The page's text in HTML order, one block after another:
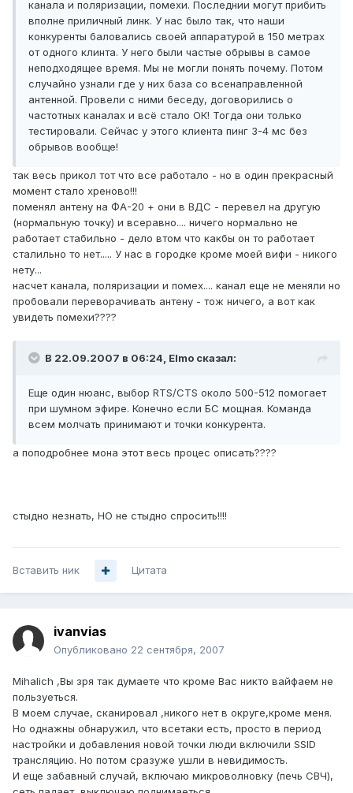
канала и поляризации, помехи. Последнии могут прибить
вполне приличный линк. У нас было так, что наши
конкуренты баловались своей аппаратурой в 150 метрах
от одного клинта. У него были частые обрывы в самое
неподходящее время. Мы не могли понять почему. Потом
случайно узнали где у них база со всенаправленной
антенной. Провели с ними беседу, договорились о
частотных каналах и всё стало ОК! Тогда они только
тестировали. Сейчас у этого клиента пинг 3-4 мс без
обрывов вообще!
так весь прикол тот что все работало - но в один прекрасный
момент стало хреново!!!
поменял антену на ФА-20 + они в ВДС - перевел на другую
(нормальную точку) и всеравно.... ничего нормально не
работает стабильно - дело втом что какбы он то работает
сталильно то нет..... У нас в городке кроме моей вифи - никого
нету...
насчет канала, поляризации и помех.... канал еще не меняли но
пробовали переворачивать антену - тож ничего, а вот как
увидеть помехи????
В 22.09.2007 в 06:24, Elmo сказал:
Еще один нюанс, выбор RTS/CTS около 500-512 помогает
при шумном эфире. Конечно если БС мощная. Команда
всем молчать принимают и точки конкурента.
а поподробнее мона этот весь процес описать????
стыдно незнать, НО не стыдно спросить!!!!
Вставить ник Цитата
ivanvias
Опубликовано 22 сентября, 2007
Mihalich ,Вы зря так думаете что кроме Вас никто вайфаем не
пользуеться.
В моем случае, сканировал ,никого нет в округе,кроме меня.
Но однажны обнаружил, что всетаки есть, просто в период
настройки и добавления новой точки люди включили SSID
трансляцию. Но потом сразуже ушли в невидимость.
И еще забавный случай, включаю микроволновку (печь СВЧ),